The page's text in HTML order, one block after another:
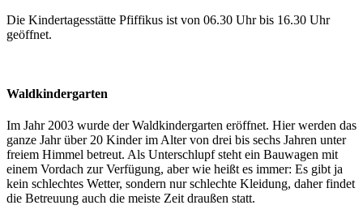
Die Kindertagesstätte Pfiffikus ist von 06.30 Uhr bis 16.30 Uhr
geöffnet.
Waldkindergarten
Im Jahr 2003 wurde der Waldkindergarten eröffnet. Hier werden das
ganze Jahr über 20 Kinder im Alter von drei bis sechs Jahren unter
freiem Himmel betreut. Als Unterschlupf steht ein Bauwagen mit
einem Vordach zur Verfügung, aber wie heißt es immer: Es gibt ja
kein schlechtes Wetter, sondern nur schlechte Kleidung, daher findet
die Betreuung auch die meiste Zeit draußen statt.